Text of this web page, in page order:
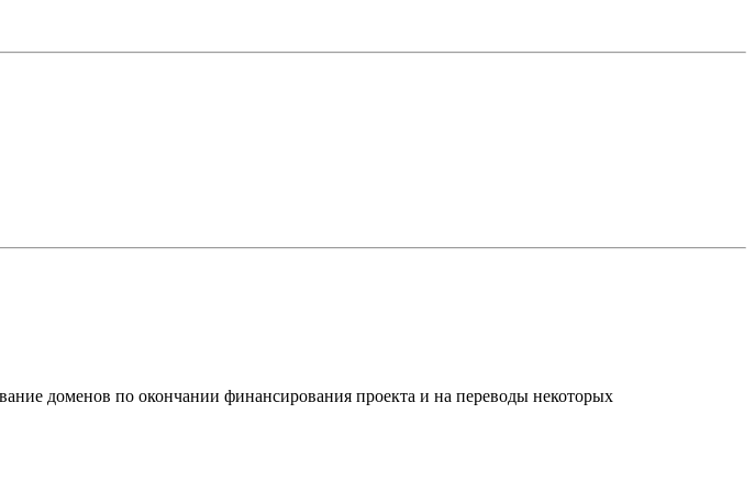
доменов по окончании финансирования проекта и на переводы некоторых